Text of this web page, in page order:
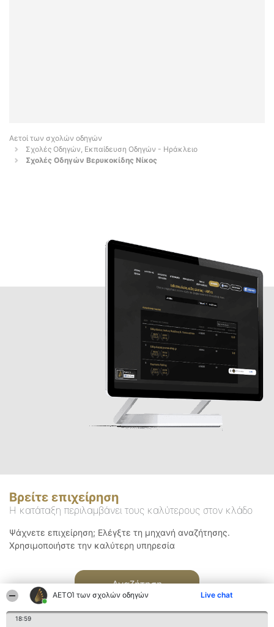
ΑΕΤΟΊ των σχολών οδηγών Live chat
18:59
Αετοί των σχολών οδηγών
Σχολές Οδηγών, Εκπαίδευση Οδηγών - Ηράκλειο
Σχολές Οδηγών Βερυκοκίδης Νίκος
Βρείτε επιχείρηση
Η κατάταξη περιλαμβάνει τους καλύτερους στον κλάδο
Ψάχνετε επιχείρηση; Ελέγξτε τη μηχανή αναζήτησης.
Χρησιμοποιήστε την καλύτερη υπηρεσία
Αναζήτηση